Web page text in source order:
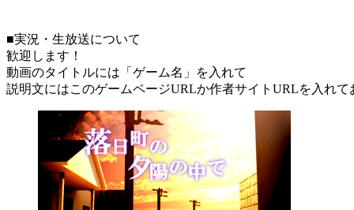
■実況・生放送について
歓迎します！
動画のタイトルには「ゲーム名」を入れて
説明文にはこのゲームページURLか作者サイトURLを入れて